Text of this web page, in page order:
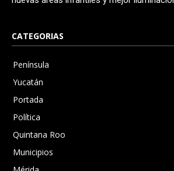
CATEGORIAS
Península
Yucatán
Portada
Política
Quintana Roo
Municipios